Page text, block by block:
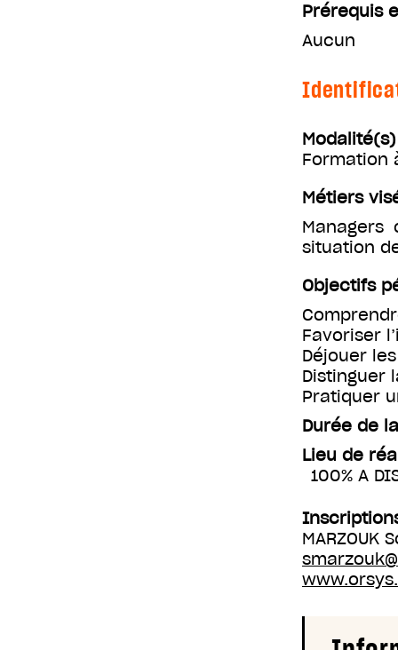
Prérequis
Aucun
Formation
Métiers
situation
Objectifs
Favoriser
Déjouer
Distinguer
Pratiquer
Durée de
Lieu de
100% A
MARZOUK